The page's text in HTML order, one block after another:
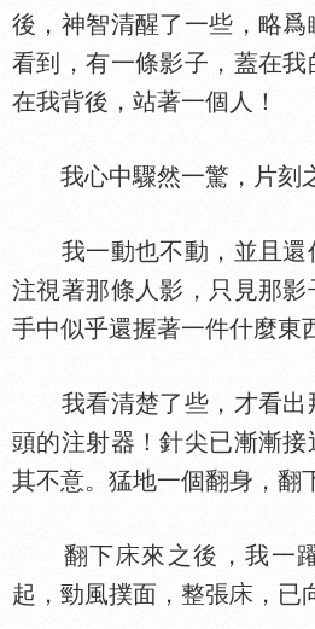
後，神智清醒了一些，略
看到，有一條影子，蓋在我
在我背後，站著一個人！
我心中驟然一驚，片刻之
我一動也不動，並且還
注視著那條人影，只見那影
手中似乎還握著一件什麼東
我看清楚了些，才看出
頭的注射器！針尖已漸漸接
其不意。猛地一個翻身，翻
翻下
來之後，我一
起，勁風撲面，整張
，已